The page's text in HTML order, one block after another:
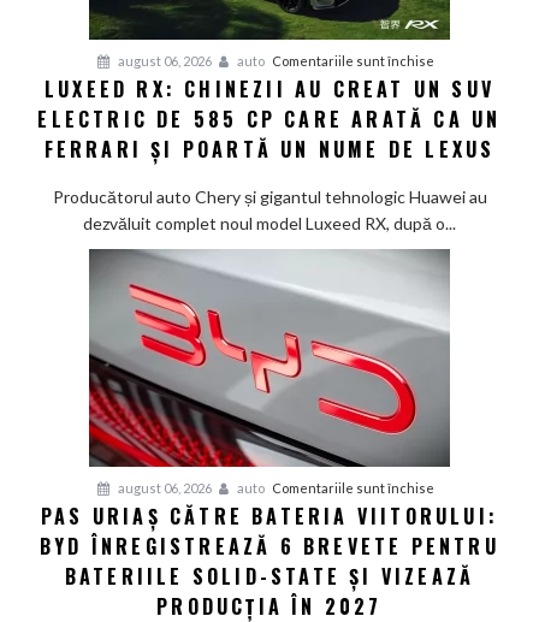
generație
Smart
în
China
august 06, 2026 auto Comentariile sunt închise
Luxeed
RX:
Chinezii
creat
un
585
și
poartă
nume
LUXEED RX: CHINEZII AU CREAT UN SUV
ELECTRIC DE 585 CP CARE ARATĂ CA UN
FERRARI ȘI POARTĂ UN NUME DE LEXUS
Producătorul auto Chery și gigantul tehnologic Huawei au
dezvăluit complet noul model Luxeed RX, după o...
august 06, 2026 auto Comentariile sunt închise
Pas
uriaș
către
PAS URIAȘ CĂTRE BATERIA VIITORULUI:
BYD ÎNREGISTREAZĂ 6 BREVETE PENTRU
BATERIILE SOLID-STATE ȘI VIZEAZĂ
PRODUCȚIA ÎN 2027